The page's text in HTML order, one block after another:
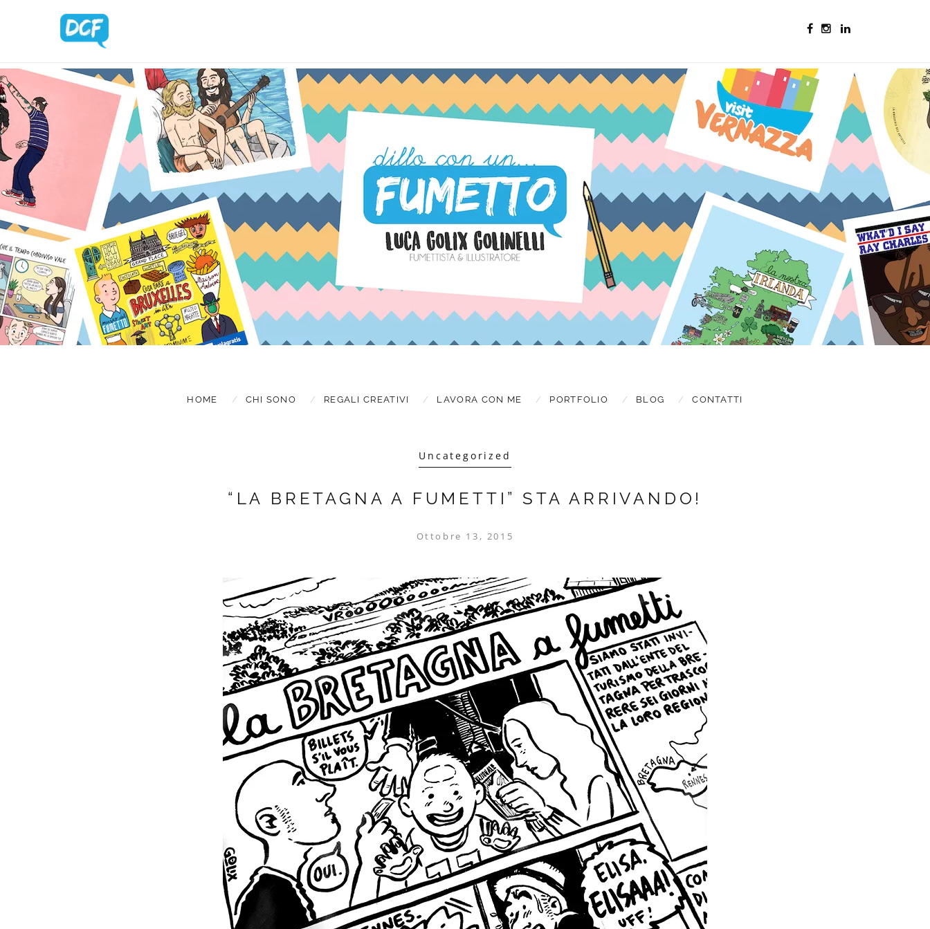
BLOG UPDATES
Latest news & updates
HOME CHI SONO REGALI CREATIVI LAVORA CON ME PORTFOLIO BLOG CONTATTI
Uncategorized
“LA BRETAGNA A FUMETTI” STA ARRIVANDO!
Ottobre 13, 2015